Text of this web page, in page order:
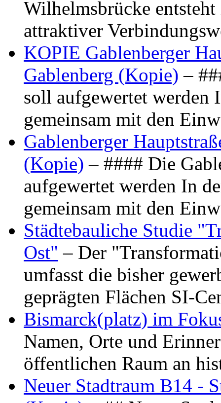
Wilhelmsbrücke
attraktiver
KOPIE Gablenberger
Gablenberg (Kopie) –
soll aufgewertet werden
gemeinsam mit den
Gablenberger
(Kopie) – #### Die
aufgewertet werden In
gemeinsam mit den
Städtebauliche Studie
Ost" – Der
umfasst die bisher
geprägten Flächen SI-
Bismarck(platz) im
Namen, Orte und
öffentlichen Raum an
Neuer Stadtraum B14 -